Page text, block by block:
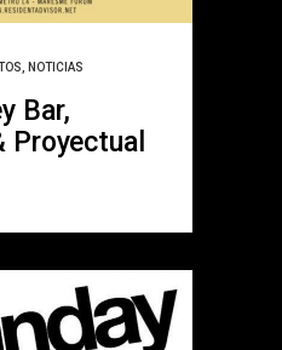
, NOTICIAS
Bar,
Proyectual